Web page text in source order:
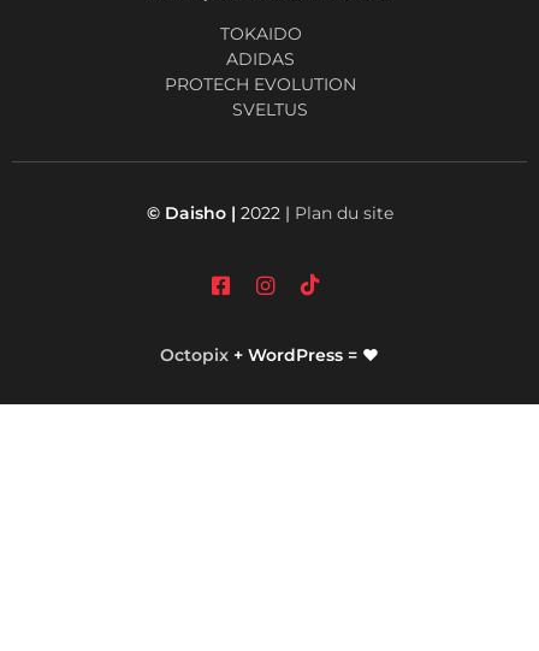
TOKAIDO
ADIDAS
PROTECH EVOLUTION
SVELTUS
© Daisho | 2022 | Plan du site
Octopix + WordPress = ❤